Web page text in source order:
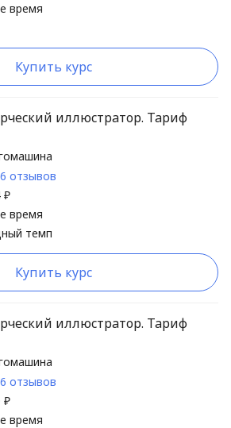
время
Купить курс
иллюстратор. Тариф
6 отзывов
₽
темп
время
Купить курс
иллюстратор. Тариф
6 отзывов
₽
время